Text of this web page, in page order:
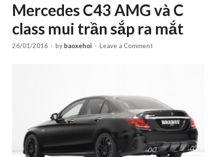
Mercedes C43 AMG và C
class mui trần sắp ra mắt
26/01/2016 - by baoxehoi - Leave a Comment